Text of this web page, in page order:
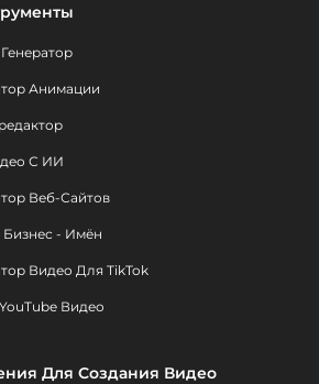
Анимации
С ИИ
Веб-Сайтов
Бизнес - Имён
Видео Для TikTok
Видео
Для Создания Видео